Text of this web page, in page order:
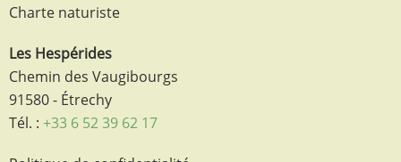
Charte naturiste
Les Hespérides
Chemin des Vaugibourgs
91580 - Étrechy
Tél. : +33 6 52 39 62 17